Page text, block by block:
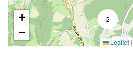
2
+
−
Leaflet |